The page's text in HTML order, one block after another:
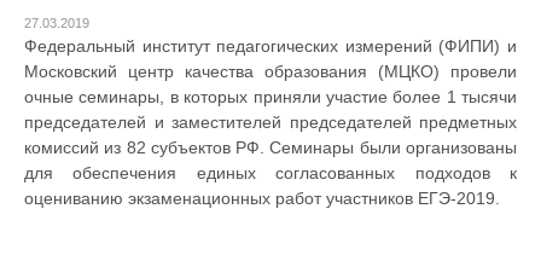
27.03.2019
Федеральный институт педагогических измерений (ФИПИ) и
Московский центр качества образования (МЦКО) провели
очные семинары, в которых приняли участие более 1 тысячи
председателей и заместителей председателей предметных
комиссий из 82 субъектов РФ. Семинары были организованы
для обеспечения единых согласованных подходов к
оцениванию экзаменационных работ участников ЕГЭ-2019.